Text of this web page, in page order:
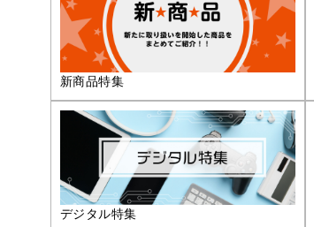
新商品特集
デジタル特集